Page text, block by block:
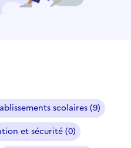
scolaires (9)
et sécurité (0)